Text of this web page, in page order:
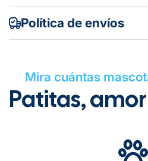
FÓRMULA
Política de envíos
Gratuito en todos los
Mira cuántas
Patitas,